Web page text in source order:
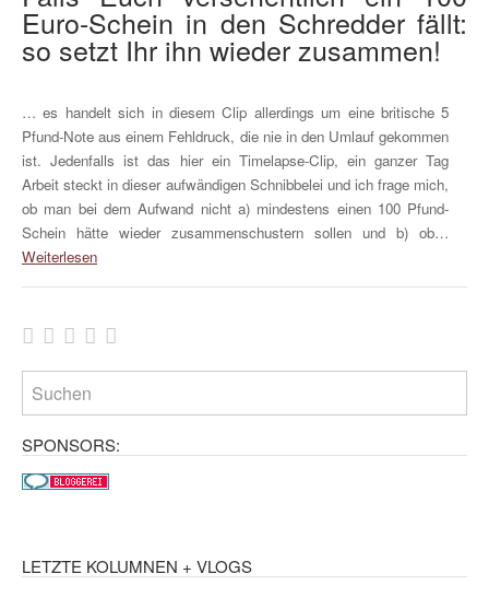
Euro-Schein in den Schredder fällt:
so setzt Ihr ihn wieder zusammen!
… es handelt sich in diesem Clip allerdings um eine britische 5
Pfund-Note aus einem Fehldruck, die nie in den Umlauf gekommen
ist. Jedenfalls ist das hier ein Timelapse-Clip, ein ganzer Tag
Arbeit steckt in dieser aufwändigen Schnibbelei und ich frage mich,
ob man bei dem Aufwand nicht a) mindestens einen 100 Pfund-
Schein hätte wieder zusammenschustern sollen und b) ob…
Weiterlesen
SPONSORS:
LETZTE KOLUMNEN + VLOGS